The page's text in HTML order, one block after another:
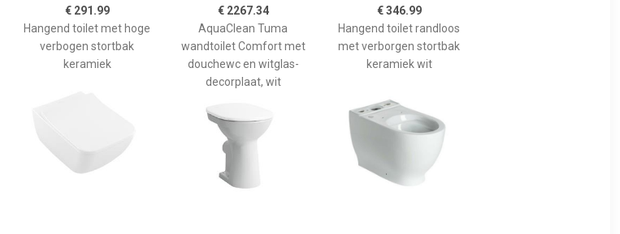
€ 291.99
Hangend toilet met hoge
verbogen stortbak
keramiek
€ 2267.34
AquaClean Tuma
wandtoilet Comfort met
douchewc en witglas-
decorplaat, wit
€ 346.99
Hangend toilet randloos
met verborgen stortbak
keramiek wit